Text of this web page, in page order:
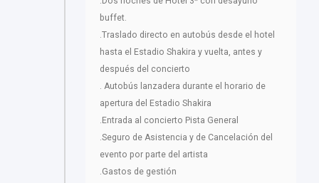
buffet.
.Traslado directo en autobús desde el hotel
hasta el Estadio Shakira y vuelta, antes y
después del concierto
. Autobús lanzadera durante el horario de
apertura del Estadio Shakira
.Entrada al concierto Pista General
.Seguro de Asistencia y de Cancelación del
evento por parte del artista
.Gastos de gestión